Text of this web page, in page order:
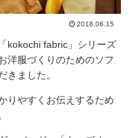
2018.06.15
kokochi fabric」シリーズ
洋服づくりのためのソフ
きました。
りやすくお伝えするため